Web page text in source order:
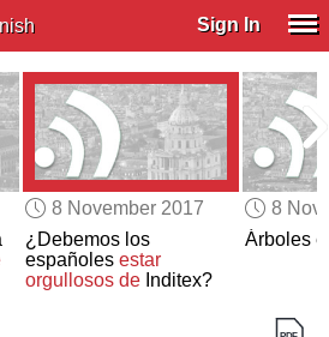
Sign In
8 November 2017
¿Debemos los
españoles estar
orgullosos deInditex?
8
Árboles